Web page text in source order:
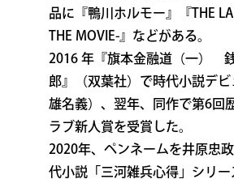
品に『鴨川ホルモー』『THE
THE MOVIE-』などがある。
2016 年『旗本金融道（一）
郎』（双葉社）で時代小説デ
雄名義）、翌年、同作で第6回
ラブ新人賞を受賞した。
2020年、ペンネームを井原忠
代小説「三河雑兵心得」シリ